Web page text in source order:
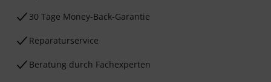
30 Tage Money-Back-Garantie
Reparaturservice
Beratung durch Fachexperten